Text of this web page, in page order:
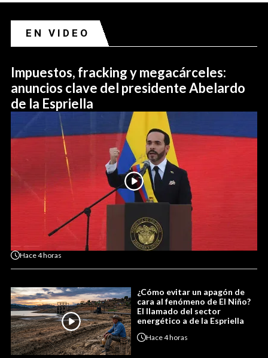
EN VIDEO
Impuestos, fracking y megacárceles:
anuncios clave del presidente Abelardo
de la Espriella
Hace4 horas
¿Cómo evitar un apagón de
cara al fenómeno de El Niño?
El llamado del sector
energético a de la Espriella
Hace4 horas